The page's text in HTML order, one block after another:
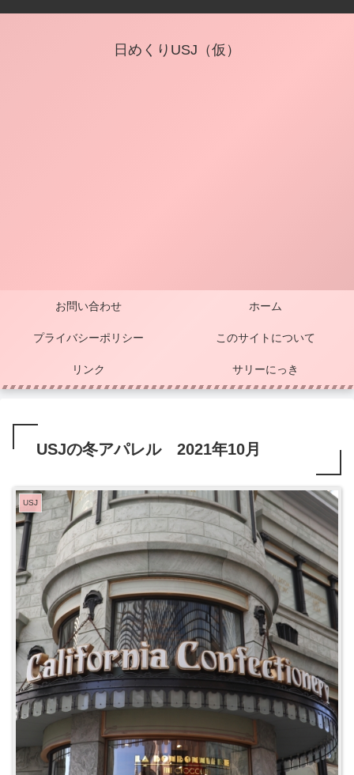
日めくりUSJ（仮）
お問い合わせ ホーム
プライバシーポリシー このサイトについて
リンク サリーにっき
USJの冬アパレル 2021年10月
USJ